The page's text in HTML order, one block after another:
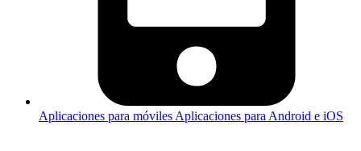
Aplicaciones para móviles Aplicaciones para Android e iOS